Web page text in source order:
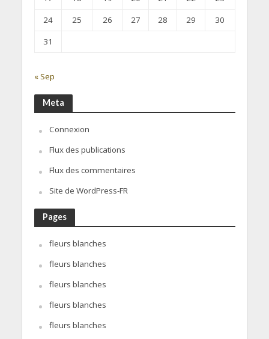
24
25 26 27 28 29
30
31
« Sep
Meta
Connexion
Flux des publications
Flux des commentaires
Site de WordPress-FR
Pages
fleurs blanches
fleurs blanches
fleurs blanches
fleurs blanches
fleurs blanches